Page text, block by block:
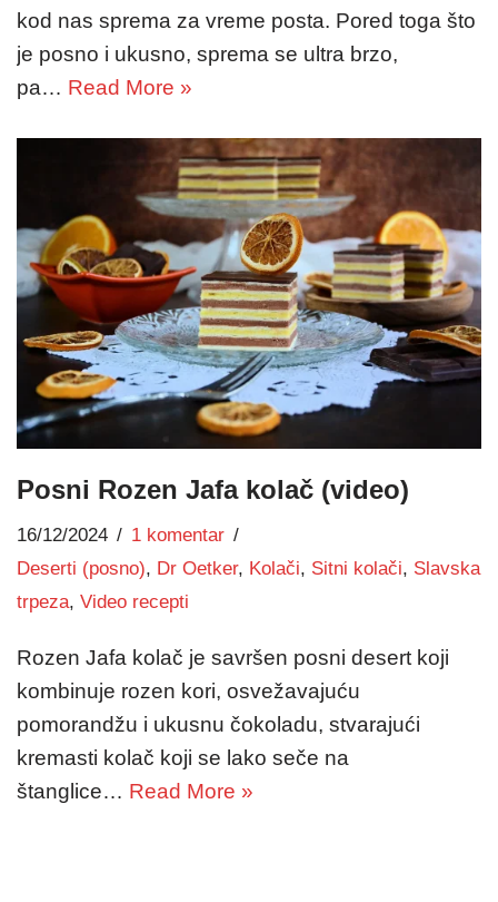
kod nas sprema za vreme posta. Pored toga što
je posno i ukusno, sprema se ultra brzo,
pa… Read More »
Posni Rozen Jafa kolač (video)
16/12/2024
1 komentar
Deserti (posno), Dr Oetker, Kolači, Sitni kolači, Slavska
trpeza, Video recepti
Rozen Jafa kolač je savršen posni desert koji
kombinuje rozen kori, osvežavajuću
pomorandžu i ukusnu čokoladu, stvarajući
kremasti kolač koji se lako seče na
štanglice… Read More »